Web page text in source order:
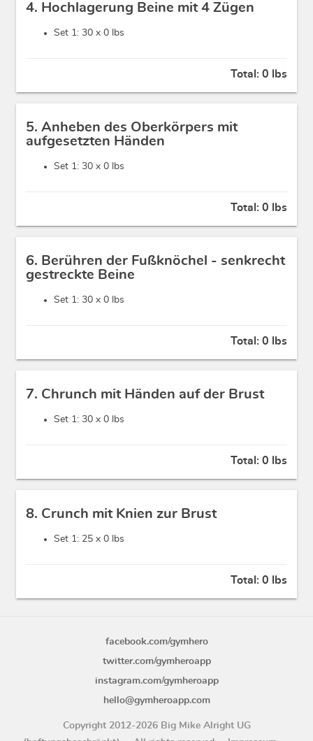
4. Hochlagerung Beine mit 4 Zügen
Set 1: 30 x 0 lbs
Total: 0 lbs
5. Anheben des Oberkörpers mit
aufgesetzten Händen
Set 1: 30 x 0 lbs
Total: 0 lbs
6. Berühren der Fußknöchel - senkrecht
gestreckte Beine
Set 1: 30 x 0 lbs
Total: 0 lbs
7. Chrunch mit Händen auf der Brust
Set 1: 30 x 0 lbs
Total: 0 lbs
8. Crunch mit Knien zur Brust
Set 1: 25 x 0 lbs
Total: 0 lbs
facebook.com/gymhero
twitter.com/gymheroapp
instagram.com/gymheroapp
hello@gymheroapp.com
Copyright 2012-2026 Big Mike Alright UG